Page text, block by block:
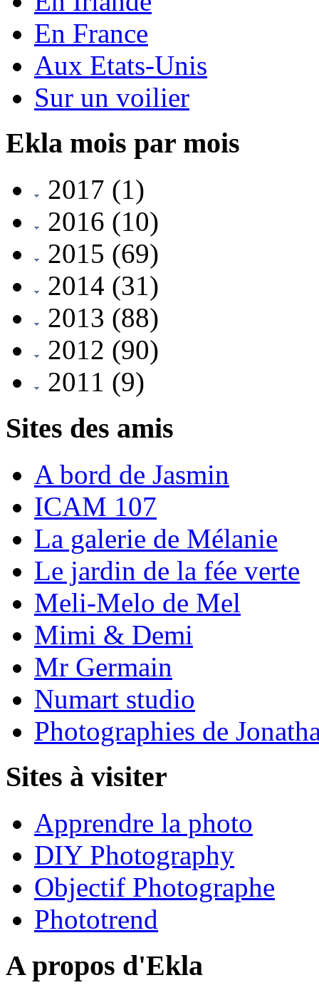
En France
Aux Etats-Unis
Sur un voilier
Ekla mois par mois
2017 (1)
2016 (10)
2015 (69)
2014 (31)
2013 (88)
2012 (90)
2011 (9)
Sites des amis
A bord de Jasmin
ICAM 107
La galerie de Mélanie
Le jardin de la fée verte
Meli-Melo de Mel
Mimi & Demi
Mr Germain
Numart studio
Photographies de
Sites à visiter
Apprendre la photo
DIY Photography
Objectif Photographe
Phototrend
A propos d'Ekla